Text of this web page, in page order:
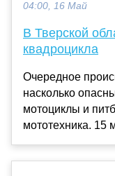
04:00, 16 Май
В Тверской
квадроцикла
Очередное
насколько
мотоциклы и
мототехника. 15